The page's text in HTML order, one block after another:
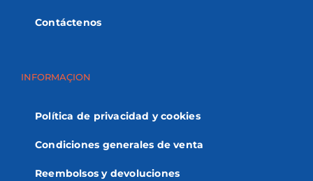
Contáctenos
INFORMAÇION
Política de privacidad y cookies
Condiciones generales de venta
Reembolsos y devoluciones